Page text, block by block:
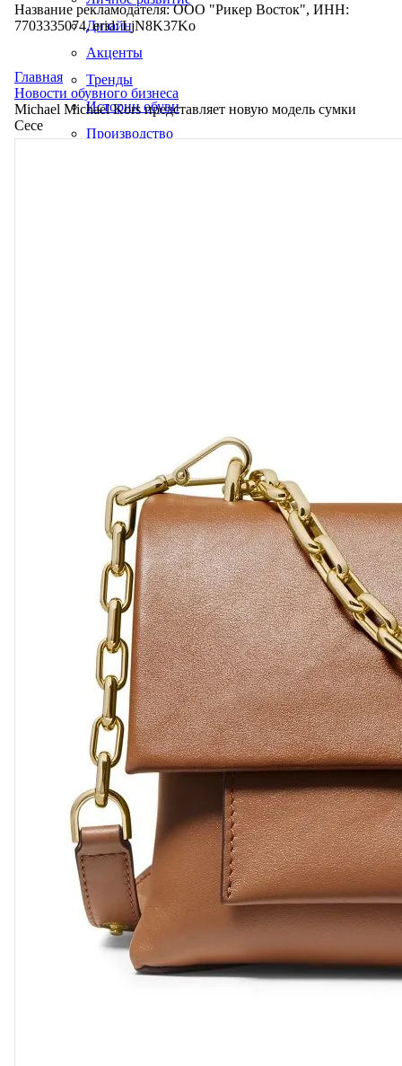
Дизайн
Акценты
Тренды
Истории обуви
Производство
Название рекламодателя: ООО "Рикер Восток", ИНН:
7703335074, erid: LjN8K37Ko
Главная
Новости обувного бизнеса
Michael Michael Kors представляет новую модель сумки
Cece